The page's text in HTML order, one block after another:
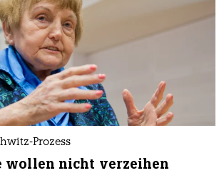
Prozess
wollen nicht verzeihen